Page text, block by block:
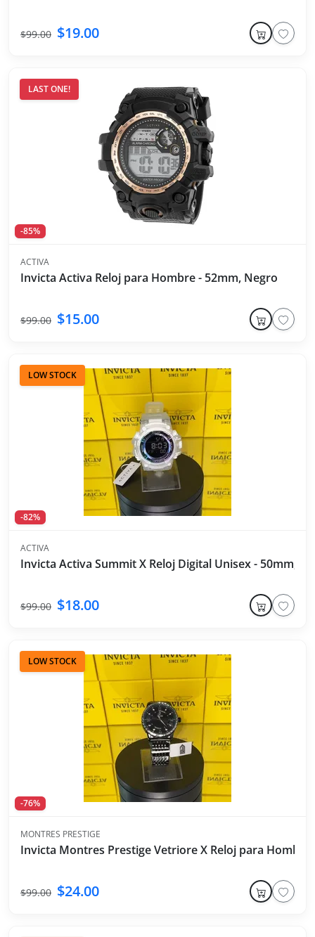
$99.00 $19.00
LAST ONE!
-85%
ACTIVA
Invicta Activa Reloj para Hombre - 52mm, Negro
$99.00 $15.00
LOW STOCK
-82%
ACTIVA
Invicta Activa Summit X Reloj Digital Unisex - 50mm,
$99.00 $18.00
LOW STOCK
-76%
MONTRES PRESTIGE
Invicta Montres Prestige Vetriore X Reloj para Hombre
$99.00 $24.00